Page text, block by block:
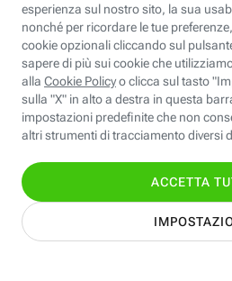
CM 1
CM14 14
EBFC<BannerID> 7